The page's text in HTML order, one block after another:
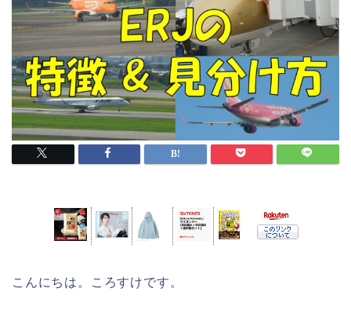
こんにちは。ころすけです。